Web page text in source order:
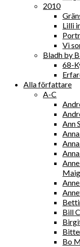
2010
Lilli
Vi
Bladh by
68-
Alla författare
A-C
Ann
Bill
Bo